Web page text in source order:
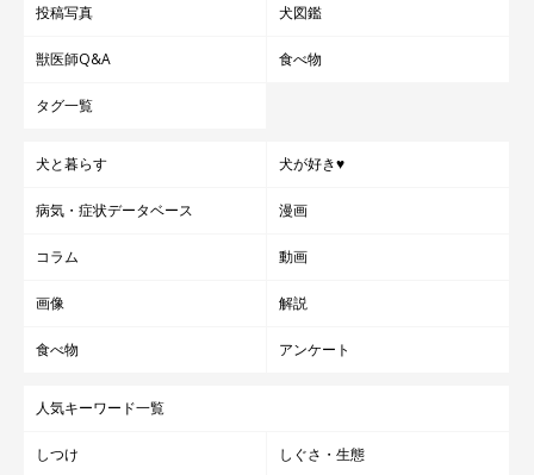
投稿写真 犬図鑑
獣医師Q&A 食べ物
タグ一覧
犬と暮らす 犬が好き♥
病気・症状データベース 漫画
コラム 動画
画像 解説
食べ物 アンケート
人気キーワード一覧
しつけ しぐさ・生態